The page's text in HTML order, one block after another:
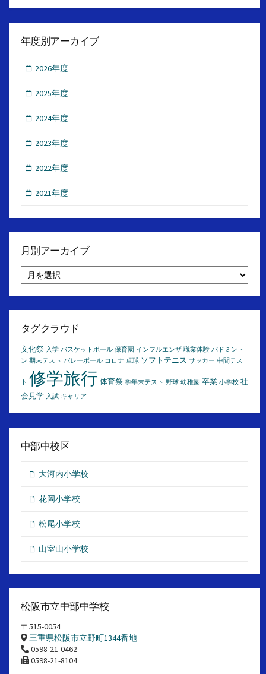
年度別アーカイブ
2026年度
2025年度
2024年度
2023年度
2022年度
2021年度
月別アーカイブ
別
ア
イ
タグクラウド
文化祭 入学 バスケットボール 保育園 インフルエンザ 職業体験 バドミント
ン 期末テスト バレーボール コロナ 卓球 ソフトテニス サッカー 中間テス
ト 修学旅行 体育祭 学年末テスト 野球 幼稚園 卒業 小学校 社
会見学 入試 キャリア
中部中校区
大河内小学校
花岡小学校
松尾小学校
山室山小学校
松阪市立中部中学校
〒515-0054
三重県松阪市立野町1344番地
0598-21-0462
0598-21-8104